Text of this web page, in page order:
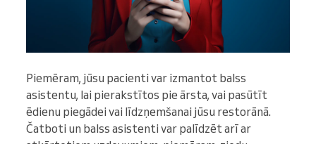
Piemēram, jūsu pacienti var izmantot balss
asistentu, lai pierakstītos pie ārsta, vai pasūtīt
ēdienu piegādei vai līdzņemšanai jūsu restorānā.
Čatboti un balss asistenti var palīdzēt arī ar